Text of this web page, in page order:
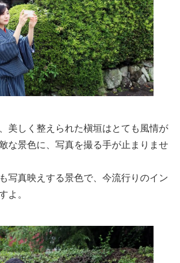
美しく整えられた槇垣はとても風情が
な景色に、写真を撮る手が止まりませ
写真映えする景色で、今流行りのイン
よ。